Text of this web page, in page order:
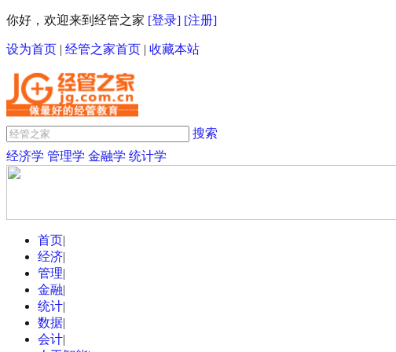
你好，欢迎来到经管之家 [登录] [注册]
设为首页 | 经管之家首页 | 收藏本站
搜索
经济学 管理学 金融学 统计学
首页|
经济|
管理|
金融|
统计|
数据|
会计|